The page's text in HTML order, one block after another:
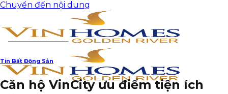
Chuyển đến nội dung
Tin Bất Động Sản
Căn hộ VinCity ưu điểm tiện ích